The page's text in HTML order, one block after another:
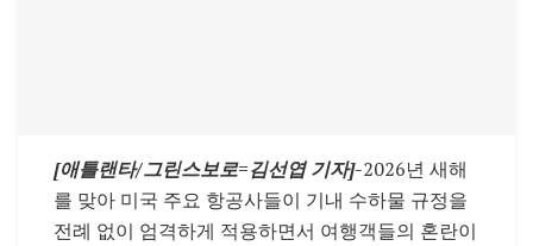
[애틀랜타/그린스보로=김선엽기자]-2026년 새해
를 맞아 미국 주요 항공사들이 기내 수하물 규정을
전례 없이 엄격하게 적용하면서 여행객들의 혼란이